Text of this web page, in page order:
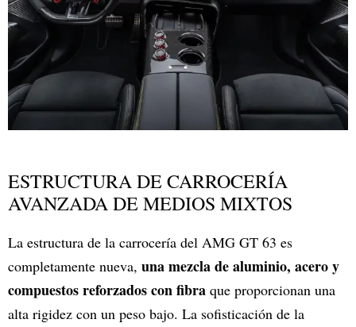
ESTRUCTURA DE CARROCERÍA
AVANZADA DE MEDIOS MIXTOS
La estructura de la carrocería del AMG GT 63 es
completamente nueva, una mezcla de aluminio, acero y
compuestos reforzados con fibra que proporcionan una
alta rigidez con un peso bajo. La sofisticación de la